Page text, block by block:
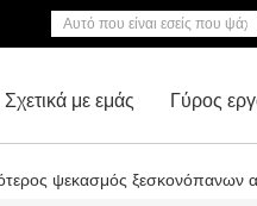
Σχετικά με εμάς Γύρος
ψεκασμός ξεσκονόπανων